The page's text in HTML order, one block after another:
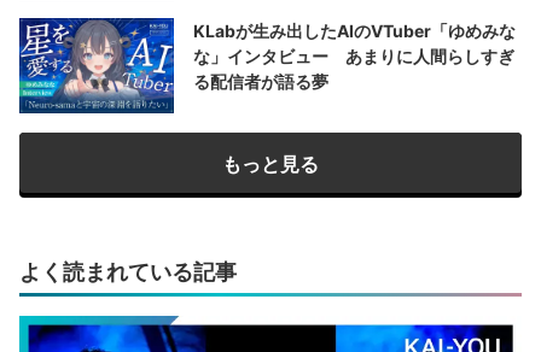
KLabが生み出したAIのVTuber「ゆめみな
な」インタビュー あまりに人間らしすぎ
る配信者が語る夢
もっと見る
よく読まれている記事